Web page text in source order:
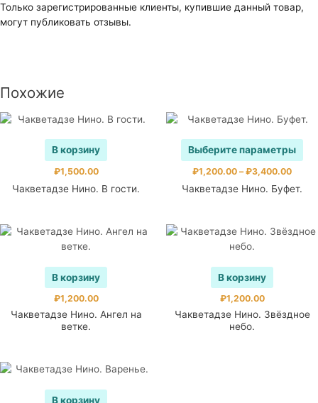
Только зарегистрированные клиенты, купившие данный товар,
могут публиковать отзывы.
Похожие
В корзину
₽1,500.00
Чакветадзе Нино. В гости.
Выберите параметры
₽1,200.00 – ₽3,400.00
Чакветадзе Нино. Буфет.
В корзину
₽1,200.00
Чакветадзе Нино. Ангел на
ветке.
В корзину
₽1,200.00
Чакветадзе Нино. Звёздное
небо.
В корзину